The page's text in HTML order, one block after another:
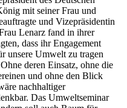
mit seiner Frau und
und Vizepräsidentin
Lenarz fand in ihrer
dass ihr Engagement
unsere Umwelt zu tragen
deren Einsatz, ohne die
und ohne den Blick
nachhaltiger
Das Umweltseminar